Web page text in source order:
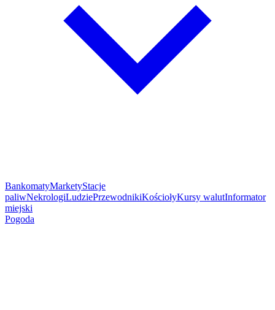
BankomatyMarketyStacje
paliwNekrologiLudziePrzewodnikiKościołyKursy walutInformator
miejski
Pogoda